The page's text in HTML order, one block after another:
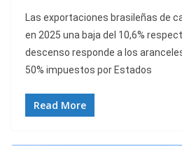
Las exportaciones brasileñas de
en 2025 una baja del 10,6%
descenso responde a los
50% impuestos por Estados
Read More